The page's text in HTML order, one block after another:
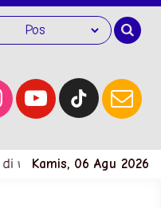
Kamis, 06 Agu 2026
SMK Negeri 1